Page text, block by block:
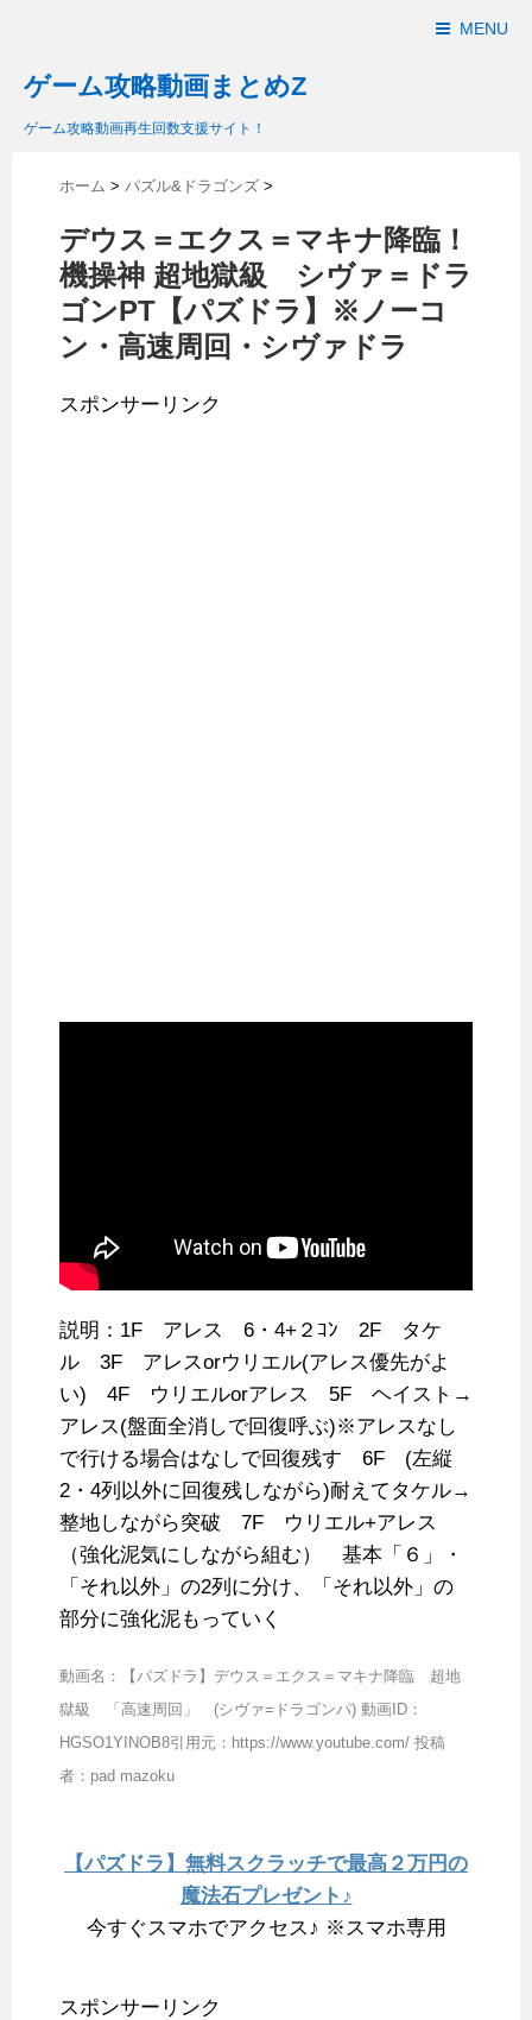
MENU
ゲーム攻略動画まとめZ
ゲーム攻略動画再生回数支援サイト！
ホーム > パズル&ドラゴンズ >
デウス＝エクス＝マキナ降臨！
機操神 超地獄級 シヴァ＝ドラ
ゴンPT【パズドラ】※ノーコ
ン・高速周回・シヴァドラ
スポンサーリンク
説明：1F アレス 6・4+２ｺﾝ 2F タケ
ル 3F アレスorウリエル(アレス優先がよ
い) 4F ウリエルorアレス 5F ヘイスト→
アレス(盤面全消しで回復呼ぶ)※アレスなし
で行ける場合はなしで回復残す 6F (左縦
2・4列以外に回復残しながら)耐えてタケル→
整地しながら突破 7F ウリエル+アレス
（強化泥気にしながら組む） 基本「６」・
「それ以外」の2列に分け、「それ以外」の
部分に強化泥もっていく
動画名：【パズドラ】デウス＝エクス＝マキナ降臨 超地
獄級 「高速周回」 (シヴァ=ドラゴンパ) 動画ID：
HGSO1YINOB8引用元：https://www.youtube.com/ 投稿
者：pad mazoku
【パズドラ】無料スクラッチで最高２万円の
魔法石プレゼント♪
今すぐスマホでアクセス♪ ※スマホ専用
スポンサーリンク